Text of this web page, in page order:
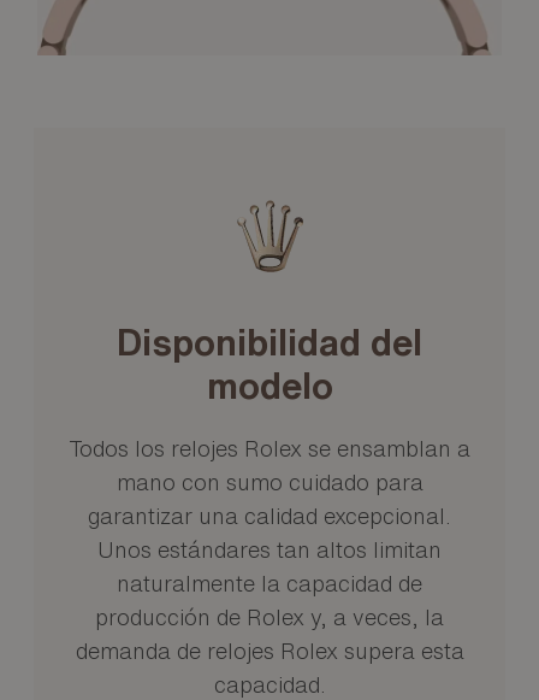
Disponibilidad del
modelo
Todos los relojes Rolex se ensamblan a
mano con sumo cuidado para
garantizar una calidad excepcional.
Unos estándares tan altos limitan
naturalmente la capacidad de
producción de Rolex y, a veces, la
demanda de relojes Rolex supera esta
capacidad.